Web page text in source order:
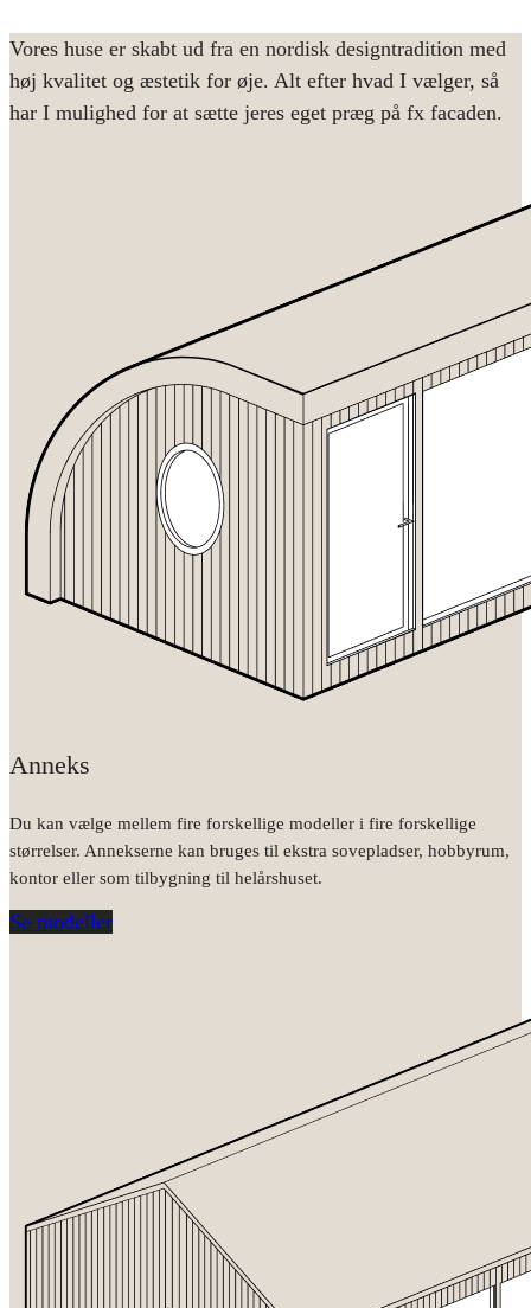
Vores huse er skabt ud fra en nordisk designtradition med
høj kvalitet og æstetik for øje. Alt efter hvad I vælger, så
har I mulighed for at sætte jeres eget præg på fx facaden.
Anneks
Du kan vælge mellem fire forskellige modeller i fire forskellige
størrelser. Annekserne kan bruges til ekstra sovepladser, hobbyrum,
kontor eller som tilbygning til helårshuset.
Se modeller